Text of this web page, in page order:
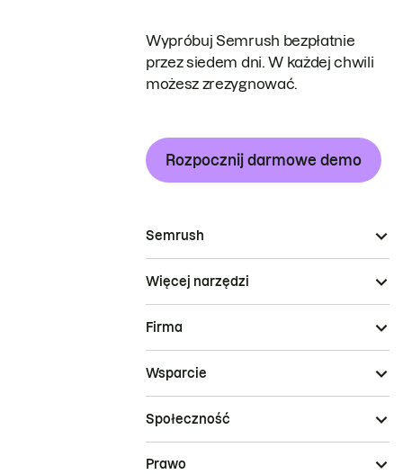
Wypróbuj Semrush bezpłatnie
przez siedem dni. W każdej chwili
możesz zrezygnować.
Rozpocznij darmowe demo
Semrush
Więcej narzędzi
Firma
Wsparcie
Społeczność
Prawo